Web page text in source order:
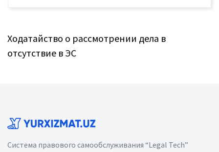
Ходатайство о рассмотрении дела в
отсутствие в ЭС
Система правового самообслуживания “Legal Tech”